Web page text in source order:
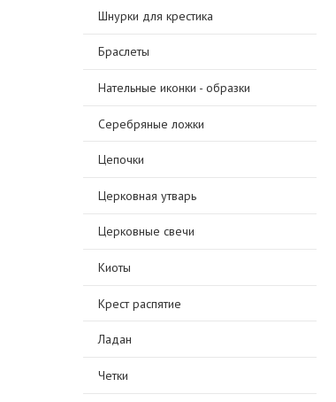
Шнурки для крестика
Браслеты
Нательные иконки - образки
Серебряные ложки
Цепочки
Церковная утварь
Церковные свечи
Киоты
Крест распятие
Ладан
Четки